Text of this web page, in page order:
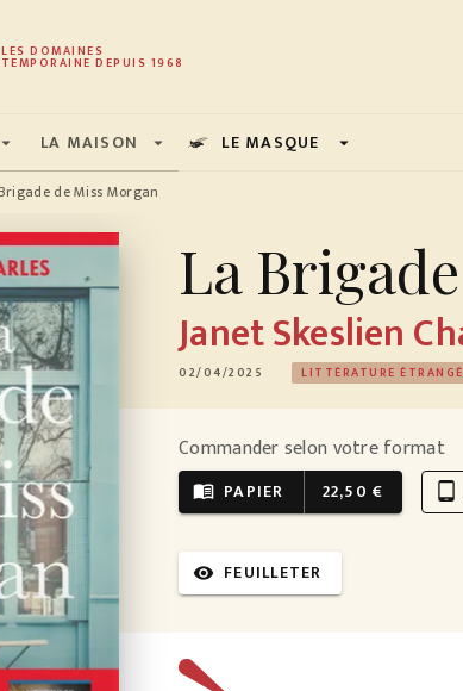
PIED DE PAGE
DOMAINES
DEPUIS 1968
arrow_drop_down LA MAISON arrow_drop_down LE MASQUE arrow_drop_down
de Miss Morgan
La
Janet Skeslien
02/04/2025 LITTÉRATURE
Commander selon votre format
menu_book PAPIER 22,50 € tablet_android
visibility FEUILLETER